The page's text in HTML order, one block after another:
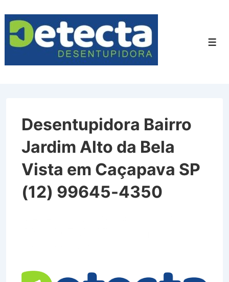
para
Conteúdo
Desentupidora Bairro
Jardim Alto da Bela
Vista em Caçapava SP
(12) 99645-4350